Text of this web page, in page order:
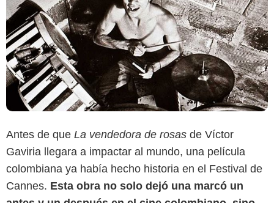
Antes de que La vendedora de rosas de Víctor
Gaviria llegara a impactar al mundo, una película
colombiana ya había hecho historia en el Festival de
Cannes. Esta obra no solo dejó una marcó un